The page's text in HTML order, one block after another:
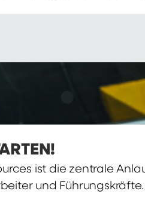
ist die zentrale
und